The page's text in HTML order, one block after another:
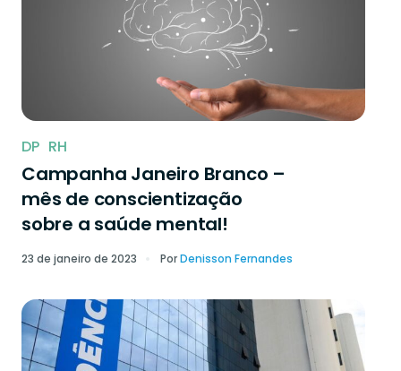
DP RH
Campanha Janeiro Branco –
mês de conscientização
sobre a saúde mental!
23 de janeiro de 2023 PorDenisson Fernandes